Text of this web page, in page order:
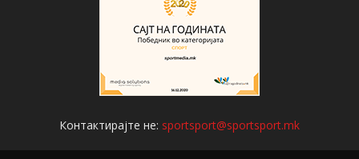
Контактирајте не: sportsport@sportsport.mk